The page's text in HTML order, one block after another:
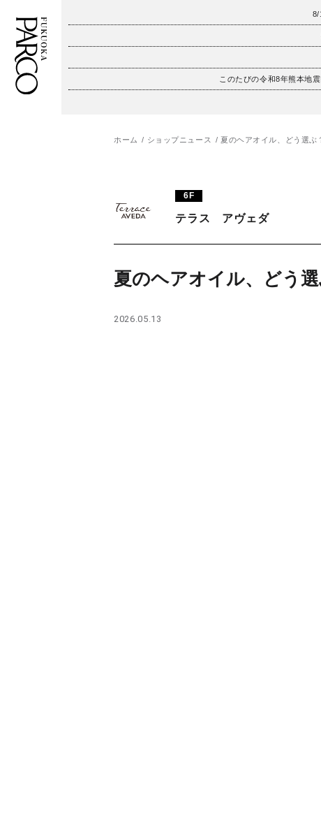
8/
このたびの令和8年熊本地
施設案内・アクセス
TAX FREE
PARCOメンバーズ
ホーム ショップニュース 夏のヘアオイル、どう選ぶ
6F
テラス アヴェダ
夏のヘアオイル、どう選
2026.05.13